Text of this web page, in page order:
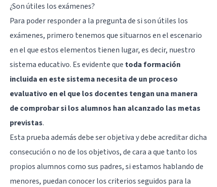
¿Son útiles los exámenes?
Para poder responder a la pregunta de si son útiles los
exámenes, primero tenemos que situarnos en el escenario
en el que estos elementos tienen lugar, es decir, nuestro
sistema educativo. Es evidente que toda formación
incluida en este sistema necesita de un proceso
evaluativo en el que los docentes tengan una manera
de comprobar si los alumnos han alcanzado las metas
previstas.
Esta prueba además debe ser objetiva y debe acreditar dicha
consecución o no de los objetivos, de cara a que tanto los
propios alumnos como sus padres, si estamos hablando de
menores, puedan conocer los criterios seguidos para la